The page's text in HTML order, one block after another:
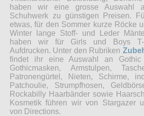
haben wir eine grosse Auswahl
Schuhwerk zu günstigen Preisen.
etwas, für den Sommer kurze Röcke
Winter lange Stoff- und Leder
haben wir für Girls und Boys
Aufdrucken. Unter den Rubriken
findet ihr eine Auswahl an Gothic
Gothicmasken, Armstulpen,
Patronengürtel, Nieten, Schirme,
Patchoulie, Strumpfhosen,
Rockabilly Haarbänder sowie
Kosmetik führen wir von Stargazer
von Directions.